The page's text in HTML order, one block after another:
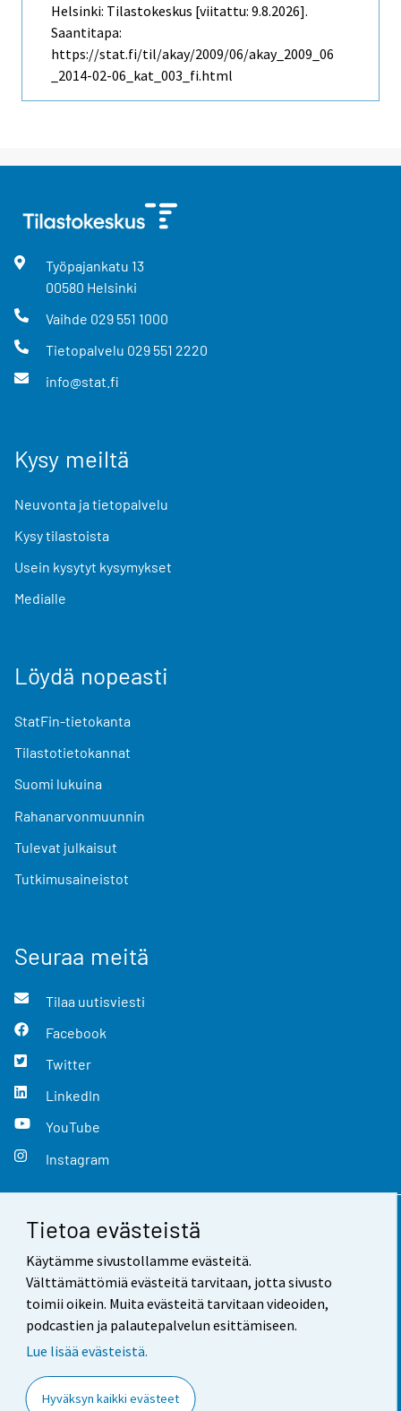
Tietoa evästeistä
Käytämme sivustollamme evästeitä.
Välttämättömiä evästeitä tarvitaan, jotta sivusto
toimii oikein. Muita evästeitä tarvitaan videoiden,
podcastien ja palautepalvelun esittämiseen.
Lue lisää evästeistä.
Hyväksyn kaikki evästeet
Helsinki: Tilastokeskus [viitattu: 9.8.2026].
Saantitapa:
https://stat.fi/til/akay/2009/06/akay_2009_06
_2014-02-06_kat_003_fi.html
Työpajankatu 13
00580 Helsinki
Vaihde 029 551 1000
Tietopalvelu 029 551 2220
info@stat.fi
Kysy meiltä
Neuvonta ja tietopalvelu
Kysy tilastoista
Usein kysytyt kysymykset
Medialle
Löydä nopeasti
StatFin-tietokanta
Tilastotietokannat
Suomi lukuina
Rahanarvonmuunnin
Tulevat julkaisut
Tutkimusaineistot
Seuraa meitä
Tilaa uutisviesti
Facebook
Twitter
LinkedIn
YouTube
Instagram
Yhteystiedot
Palaute
Käyttöehdot
Saavutettavuus